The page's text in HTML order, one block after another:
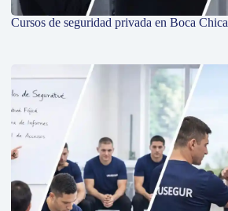
Cursos de seguridad privada en Boca Chica